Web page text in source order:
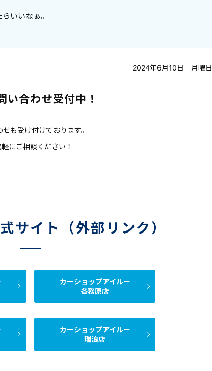
いいなぁ。
2024年6月10日 月曜日
い合わせ受付中！
も受け付けております。
にご相談ください！
サイト（外部リンク）
カーショップアイルー
各務原店
カーショップアイルー
瑞浪店